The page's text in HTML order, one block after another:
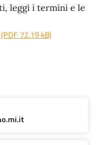
leggi i termini e le
72.19 kB)